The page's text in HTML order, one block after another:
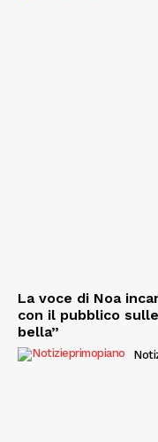
La voce di Noa
con il pubblico
bella”